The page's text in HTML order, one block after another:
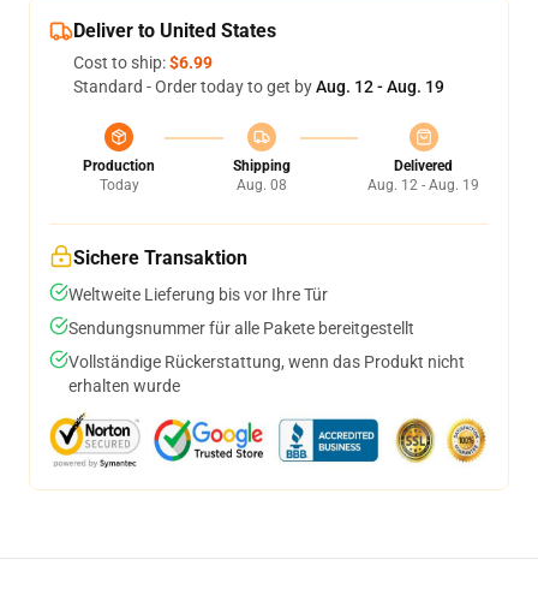
Deliver to United States
Cost to ship:$6.99
Standard - Order today to get byAug. 12 - Aug. 19
Production
Today
Shipping
Aug. 08
Delivered
Aug. 12 - Aug. 19
Sichere Transaktion
Weltweite Lieferung bis vor Ihre Tür
Sendungsnummer für alle Pakete bereitgestellt
Vollständige Rückerstattung, wenn das Produkt nicht
erhalten wurde